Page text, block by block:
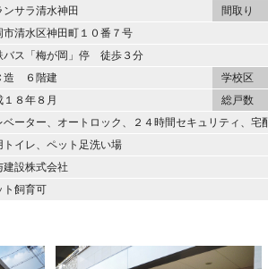
ンサラ清水神田 間取り
市清水区神田町１０番７号
バス「梅が岡」停 徒歩３分
造 ６階建 学校区
１８年８月 総戸数
ベーター、オートロック、２４時間セキュリティ、宅
トイレ、ペット足洗い場
建設株式会社
ト飼育可